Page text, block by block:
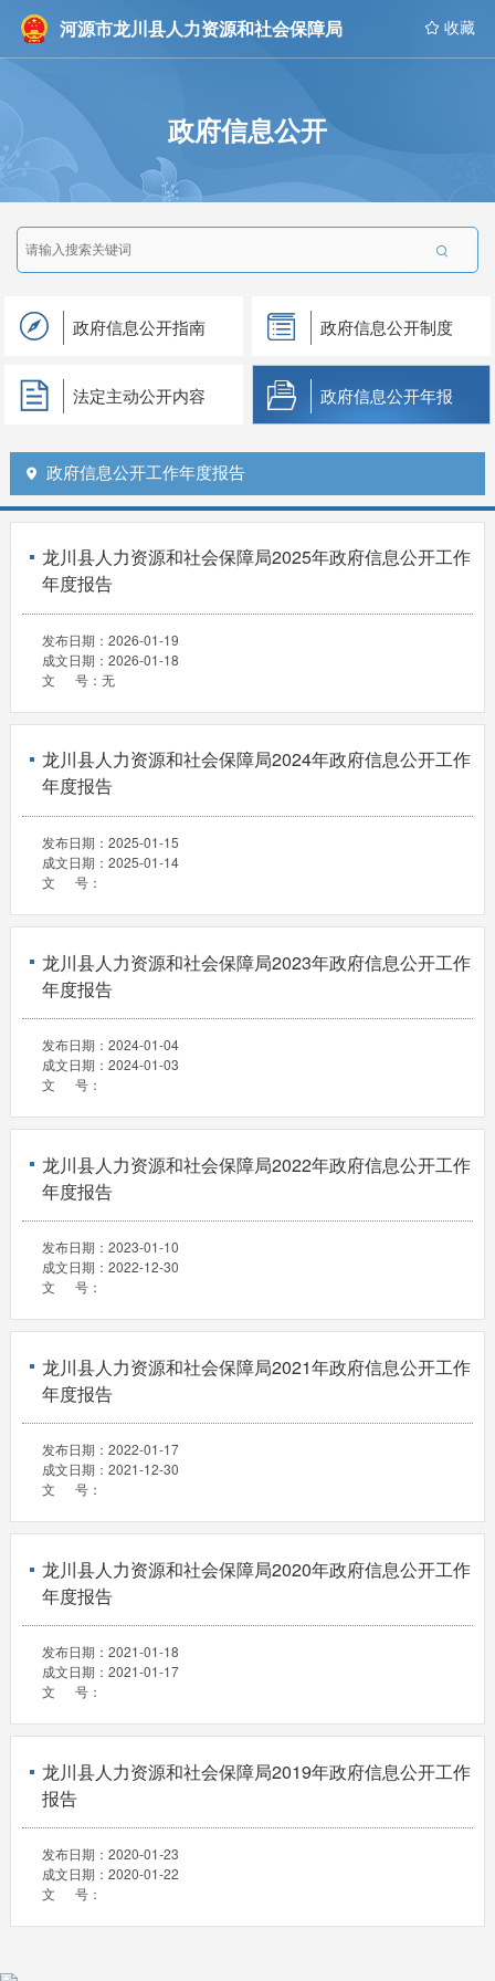
河源市龙川县人力资源和社会保障局  收藏
政府信息公开

政府信息公开指南 政府信息公开制度
法定主动公开内容 政府信息公开年报
 政府信息公开工作年度报告
龙川县人力资源和社会保障局2025年政府信息公开工作
年度报告
发布日期： 2026-01-19
成文日期： 2026-01-18
文 号： 无
龙川县人力资源和社会保障局2024年政府信息公开工作
年度报告
发布日期： 2025-01-15
成文日期： 2025-01-14
文 号：
龙川县人力资源和社会保障局2023年政府信息公开工作
年度报告
发布日期： 2024-01-04
成文日期： 2024-01-03
文 号：
龙川县人力资源和社会保障局2022年政府信息公开工作
年度报告
发布日期： 2023-01-10
成文日期： 2022-12-30
文 号：
龙川县人力资源和社会保障局2021年政府信息公开工作
年度报告
发布日期： 2022-01-17
成文日期： 2021-12-30
文 号：
龙川县人力资源和社会保障局2020年政府信息公开工作
年度报告
发布日期： 2021-01-18
成文日期： 2021-01-17
文 号：
龙川县人力资源和社会保障局2019年政府信息公开工作
报告
发布日期： 2020-01-23
成文日期： 2020-01-22
文 号：